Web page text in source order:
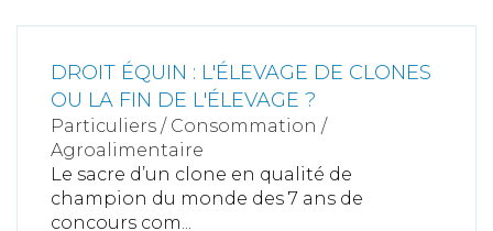
DROIT ÉQUIN : L'ÉLEVAGE DE CLONES
OU LA FIN DE L'ÉLEVAGE ?
Particuliers / Consommation /
Agroalimentaire
Le sacre d’un clone en qualité de
champion du monde des 7 ans de
concours com...